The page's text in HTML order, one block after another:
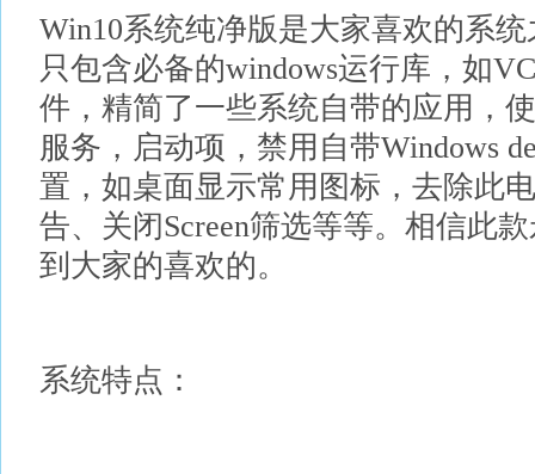
Win10系统纯净版是大家喜欢的系
只包含必备的windows运行库，如
件，精简了一些系统自带的应用，
服务，启动项，禁用自带Windows
置，如桌面显示常用图标，去除此
告、关闭Screen筛选等等。相信此
到大家的喜欢的。
系统特点：